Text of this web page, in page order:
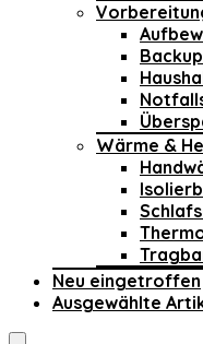
Wärme &
Neu eingetroffen
Ausgewählte